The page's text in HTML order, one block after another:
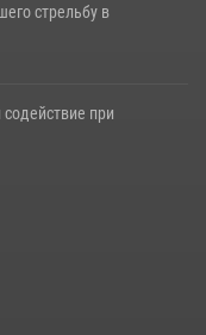
стрельбу в
при